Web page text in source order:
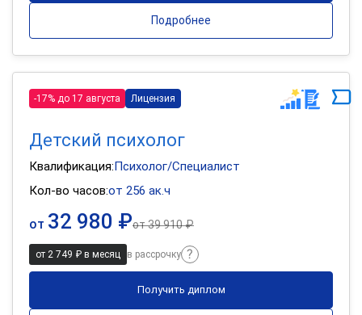
Подробнее
-17% до 17 августа Лицензия
Детский психолог
Квалификация:Психолог/Специалист
Кол-во часов:от 256 ак.ч
от 32 980 ₽от39 910 ₽
от 2 749 ₽ в месяц в рассрочку
Получить диплом